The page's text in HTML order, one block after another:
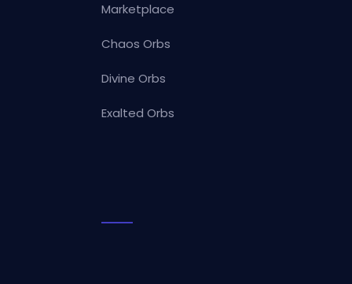
Marketplace
Chaos Orbs
Divine Orbs
Exalted Orbs